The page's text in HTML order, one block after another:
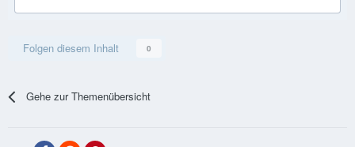
Folgen diesem Inhalt 0
Gehe zur Themenübersicht